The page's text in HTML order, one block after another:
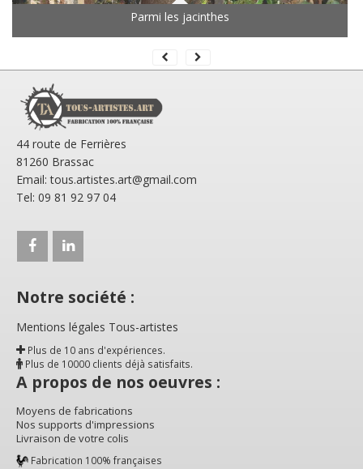
Parmi les jacinthes
44 route de Ferrières
81260 Brassac
Email: tous.artistes.art@gmail.com
Tel: 09 81 92 97 04
Notre société :
Mentions légales Tous-artistes
Plus de 10 ans d'expériences.
Plus de 10000 clients déjà satisfaits.
A propos de nos oeuvres :
Moyens de fabrications
Nos supports d'impressions
Livraison de votre colis
Fabrication 100% françaises